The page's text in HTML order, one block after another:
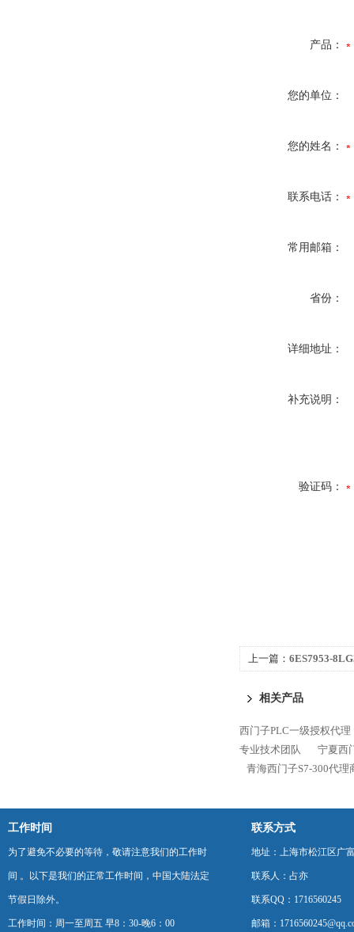
产品：
您的单位：
您的姓名：
联系电话：
常用邮箱：
省份：
详细地址：
补充说明：
验证码：
上一篇： 6ES7953-
相关产品
西门子PLC一级授权代理
专业技术团队
宁夏西
青海西门子S7-300代理
工作时间
为了避免不必要的等待，敬请注意我们的工作时
间 。以下是我们的正常工作时间，中国大陆法定
节假日除外。
工作时间：周一至周五 早8：30-晚6：00
联系方式
地址：上海市松江区广
联系人：占亦
联系QQ：1716560245
邮箱：